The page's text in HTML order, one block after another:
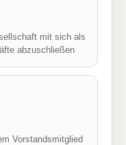
mit sich als
abzuschließen
Vorstandsmitglied